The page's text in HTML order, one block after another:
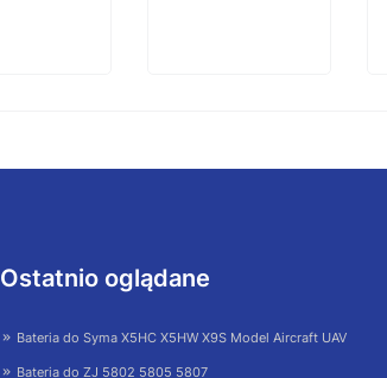
Ostatnio oglądane
Bateria do Syma X5HC X5HW X9S Model Aircraft UAV
Bateria do ZJ 5802 5805 5807